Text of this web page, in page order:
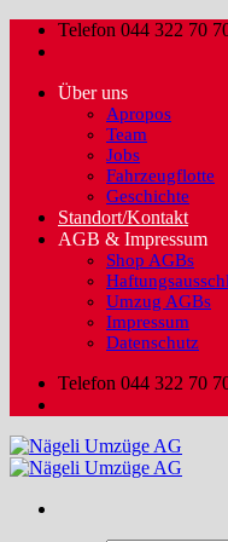
Zum
Inhalt
Telefon 044 322 70
Über uns
Apropos
Team
Jobs
Fahrzeugflotte
Geschichte
Standort/Kontakt
AGB & Impressum
Shop AGBs
Umzug AGBs
Impressum
Datenschutz
Telefon 044 322 70